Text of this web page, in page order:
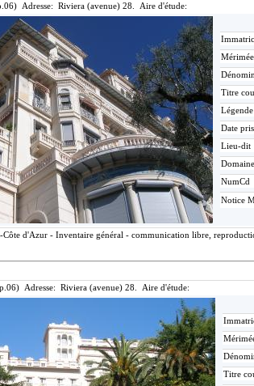
Adresse: Riviera (avenue) 28. Aire d'étude:
Titre
Légende
Date
Lieu-dit
Domaine
NumCd
Notice
d'Azur - Inventaire général - communication libre,
Adresse: Riviera (avenue) 28. Aire d'étude:
Titre